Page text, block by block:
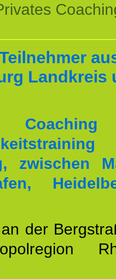
Landkreis
zwischen
der